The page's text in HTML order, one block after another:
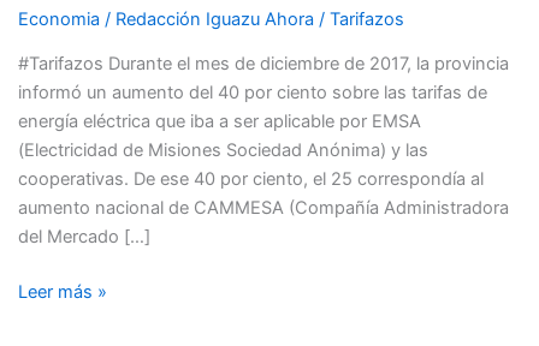
Economia / Redacción Iguazu Ahora / Tarifazos
#Tarifazos Durante el mes de diciembre de 2017, la provincia
informó un aumento del 40 por ciento sobre las tarifas de
energía eléctrica que iba a ser aplicable por EMSA
(Electricidad de Misiones Sociedad Anónima) y las
cooperativas. De ese 40 por ciento, el 25 correspondía al
aumento nacional de CAMMESA (Compañía Administradora
del Mercado […]
DEL
Leer más »